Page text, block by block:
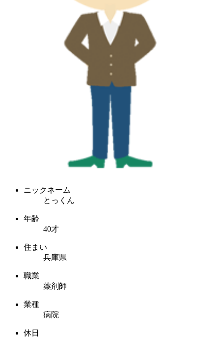
ニックネーム
とっくん
年齢
40才
住まい
兵庫県
職業
薬剤師
業種
病院
休日